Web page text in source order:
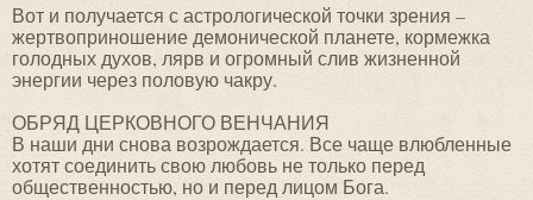
Вот и получается с астрологической точки зрения –
жертвоприношение демонической планете, кормежка
голодных духов, лярв и огромный слив жизненной
энергии через половую чакру.
ОБРЯД ЦЕРКОВНОГО ВЕНЧАНИЯ
В наши дни снова возрождается. Все чаще влюбленные
хотят соединить свою любовь не только перед
общественностью, но и перед лицом Бога.